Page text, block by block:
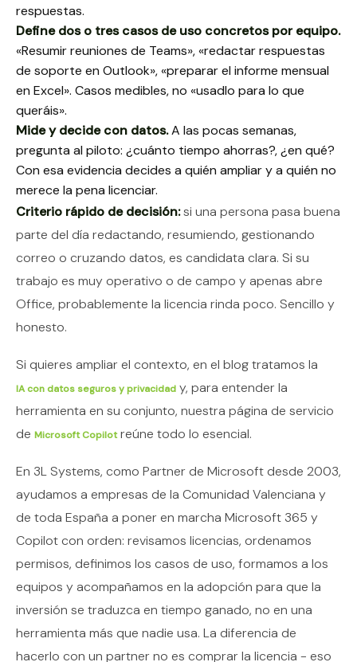
respuestas.
Define dos o tres casos de uso concretos por equipo.
«Resumir reuniones de Teams», «redactar respuestas
de soporte en Outlook», «preparar el informe mensual
en Excel». Casos medibles, no «usadlo para lo que
queráis».
Mide y decide con datos.A las pocas semanas,
pregunta al piloto: ¿cuánto tiempo ahorras?, ¿en qué?
Con esa evidencia decides a quién ampliar y a quién no
merece la pena licenciar.
Criterio rápido de decisión:si una persona pasa buena
parte del día redactando, resumiendo, gestionando
correo o cruzando datos, es candidata clara. Si su
trabajo es muy operativo o de campo y apenas abre
Office, probablemente la licencia rinda poco. Sencillo y
honesto.
Si quieres ampliar el contexto, en el blog tratamos la
IA con datos seguros y privacidad y, para entender la
herramienta en su conjunto, nuestra página de servicio
de Microsoft Copilotreúne todo lo esencial.
En 3L Systems, como Partner de Microsoft desde 2003,
ayudamos a empresas de la Comunidad Valenciana y
de toda España a poner en marcha Microsoft 365 y
Copilot con orden: revisamos licencias, ordenamos
permisos, definimos los casos de uso, formamos a los
equipos y acompañamos en la adopción para que la
inversión se traduzca en tiempo ganado, no en una
herramienta más que nadie usa. La diferencia de
hacerlo con un partner no es comprar la licencia - eso